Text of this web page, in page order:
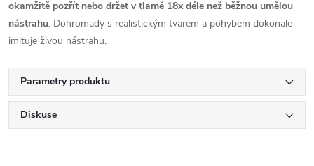
okamžitě pozřít nebo držet v tlamě 18x déle než běžnou umělou
nástrahu. Dohromady s realistickým tvarem a pohybem dokonale
imituje živou nástrahu.
Parametry produktu
Diskuse